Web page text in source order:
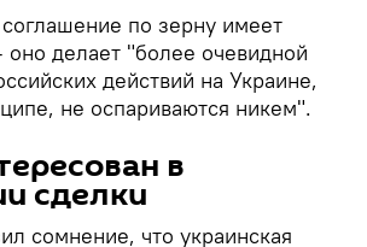
по зерну имеет
делает "более очевидной
действий на Украине,
не оспариваются никем".
в
сделки
сомнение, что украинская